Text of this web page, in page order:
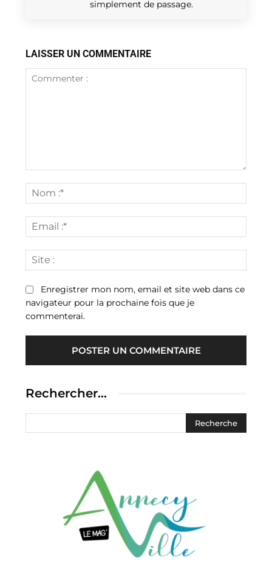
simplement de passage.
LAISSER UN COMMENTAIRE
Enregistrer mon nom, email et site web dans ce
navigateur pour la prochaine fois que je
commenterai.
Rechercher…